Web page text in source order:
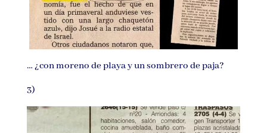
… ¿con moreno de playa y un sombrero de paja?
3)